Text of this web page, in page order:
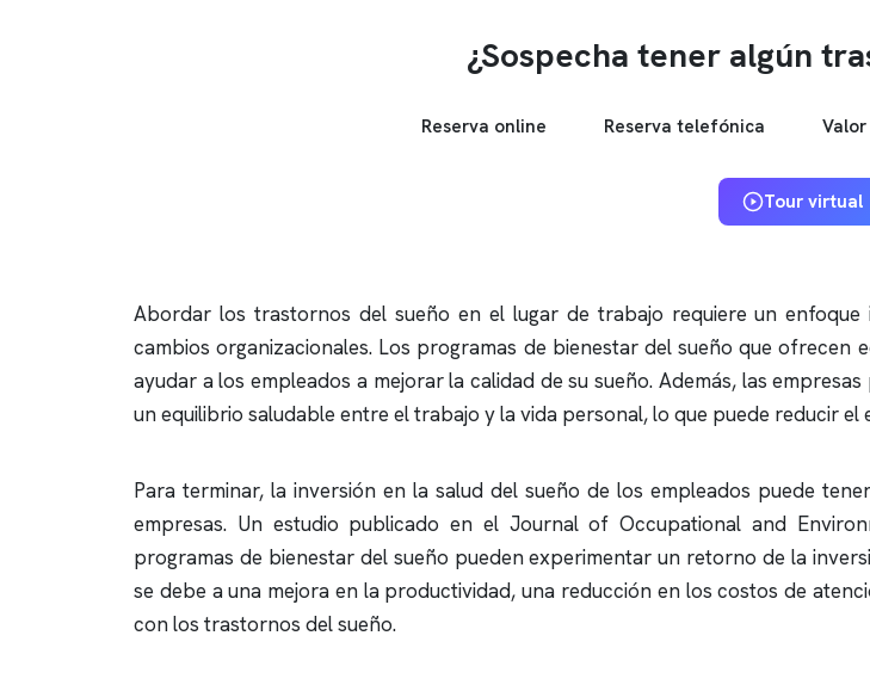
¿Sospecha tener algún
Reserva online Reserva telefónica
Tour virtual
Abordar los trastornos del sueño en el lugar de trabajo requiere un
cambios organizacionales. Los programas de bienestar del sueño que ofrecen
ayudar a los empleados a mejorar la calidad de su sueño. Además, las
un equilibrio saludable entre el trabajo y la vida personal, lo que puede reducir
Para terminar, la inversión en la salud del sueño de los empleados puede
empresas. Un estudio publicado en el Journal of Occupational and
programas de bienestar del sueño pueden experimentar un retorno de la
se debe a una mejora en la productividad, una reducción en los costos de
con los trastornos del sueño.